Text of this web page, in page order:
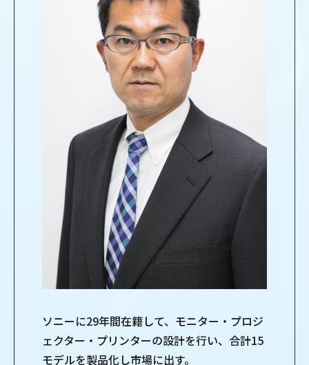
ソニーに29年間在籍して、モニター・プロジ
ェクター・プリンターの設計を行い、合計15
モデルを製品化し市場に出す。